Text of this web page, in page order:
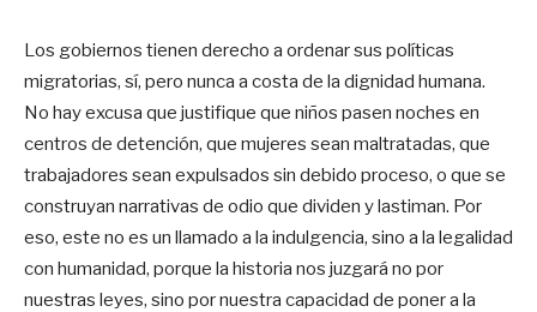
Los gobiernos tienen derecho a ordenar sus políticas
migratorias, sí, pero nunca a costa de la dignidad humana.
No hay excusa que justifique que niños pasen noches en
centros de detención, que mujeres sean maltratadas, que
trabajadores sean expulsados sin debido proceso, o que se
construyan narrativas de odio que dividen y lastiman. Por
eso, este no es un llamado a la indulgencia, sino a la legalidad
con humanidad, porque la historia nos juzgará no por
nuestras leyes, sino por nuestra capacidad de poner a la